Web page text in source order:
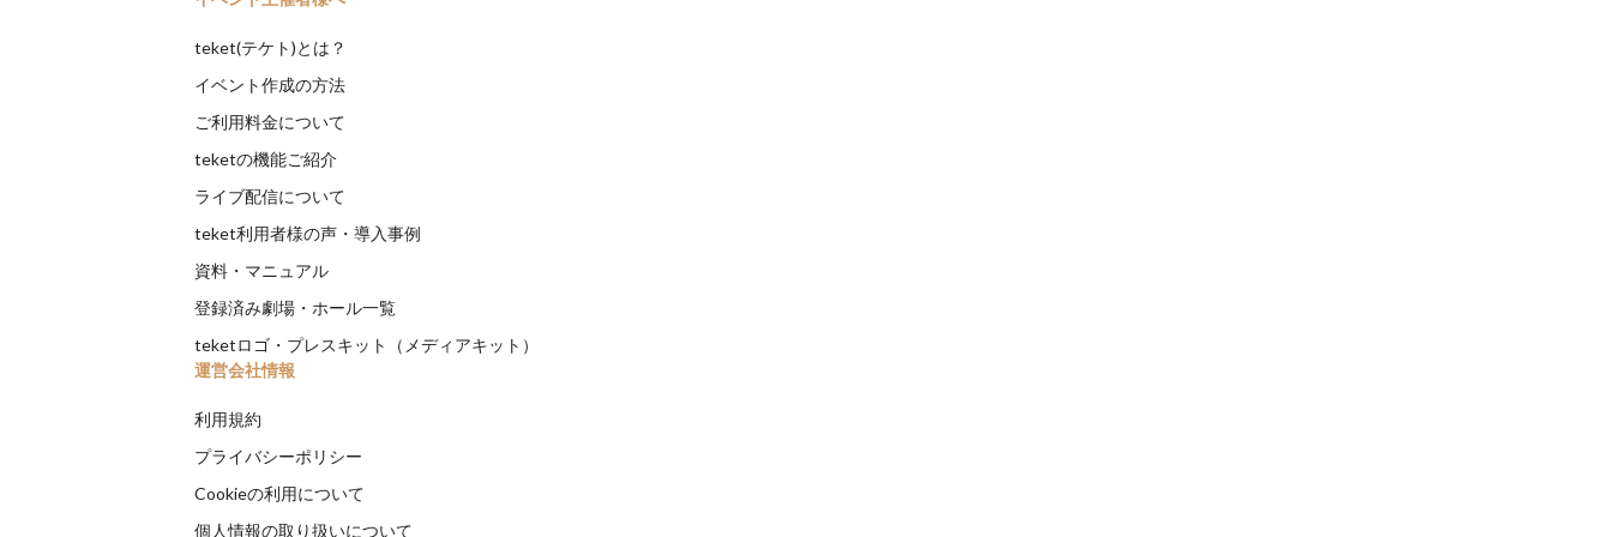
teket(テケト)とは？
イベント作成の方法
ご利用料金について
teketの機能ご紹介
ライブ配信について
teket利用者様の声・導入事例
資料・マニュアル
登録済み劇場・ホール一覧
teketロゴ・プレスキット（メディアキット）
運営会社情報
利用規約
プライバシーポリシー
Cookieの利用について
個人情報の取り扱いについて